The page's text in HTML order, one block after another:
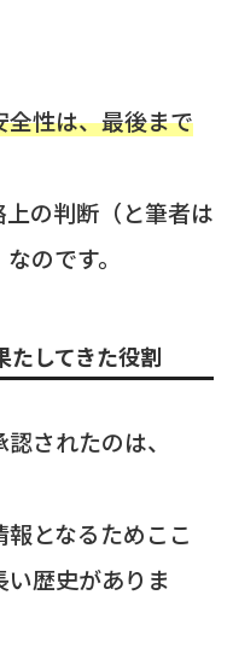
性は、最後まで
の判断（と筆者は
のです。
たしてきた役割
されたのは、
となるためここ
歴史がありま